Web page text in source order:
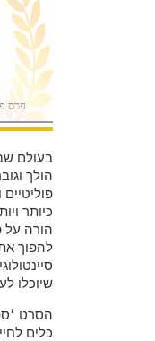
פרס
בעולם
הולך
כיותר
הורה על
להפוך
שיוכלו
הסרט